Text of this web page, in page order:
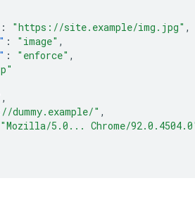
: "https://site.example/img.jpg" ,
: "image" ,
: "enforce" ,
,
" ,
"Mozilla/5.0... Chrome/